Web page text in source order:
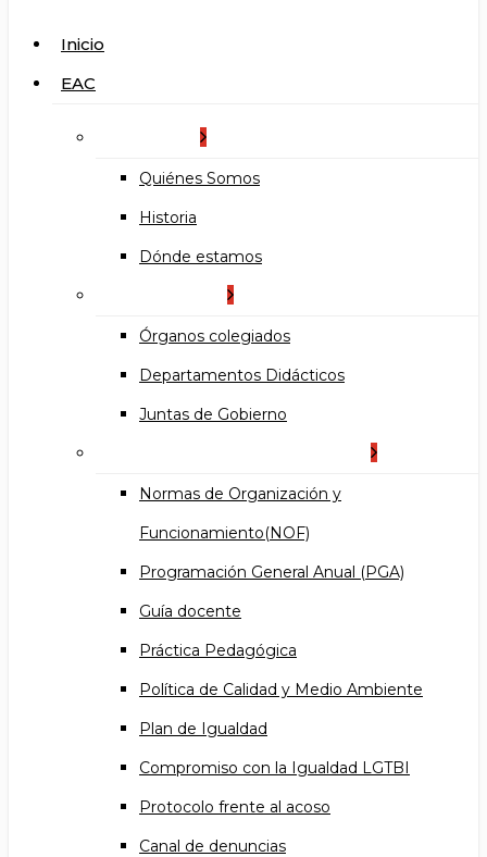
search
Menu
Inicio
EAC
Quiénes Somos
Historia
Dónde estamos
Órganos colegiados
Departamentos Didácticos
Juntas de Gobierno
Normas de Organización y
Funcionamiento(NOF)
Programación General Anual (PGA)
Guía docente
Práctica Pedagógica
Política de Calidad y Medio Ambiente
Plan de Igualdad
Compromiso con la Igualdad LGTBI
Protocolo frente al acoso
Canal de denuncias